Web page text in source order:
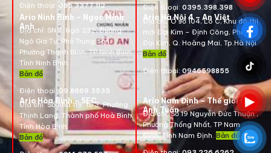
Điện thoại: 085.3377.112
Điện thoại: 0395.398.398
Ario Ninh Bình – Ngọc Minh
Anh
Địa chỉ: SN 7, Ngõ 232, Đường
Ngô Gia Tự, Phố Trung Sơn,
Phường Thanh Bình, TP Ninh Bình,
Tỉnh Ninh Bình.
Bản đồ
Điện thoại:09.8669.3535
Ario Hà Nội 4 – An Việt
Địa chỉ:Ô số 104, Lô C, Khu đô thị
mới Đại Kim – Định Công, Phường
Đại Kim, Q. Hoàng Mai, Tp.Hà Nội.
Bản đồ
Điện thoại: 0946598855
Ario Hòa Bình – SEC
Địa chỉ:Số nhà 119, tổ 3, Phường
Thịnh Lang, Thành phố Hoà Bình,
Tỉnh Hòa Bình.
Bản đồ
Ario Nam Định – Thế giới số
Anh Tuấn
Địa chỉ:Số 19 Nguyễn Đức Thuận ,
Phường Thống Nhất, TP Nam
Định, Tỉnh Nam Định. Bản đồ